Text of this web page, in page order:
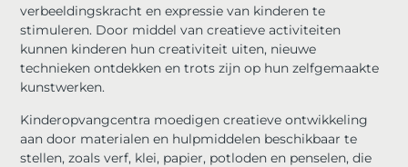
verbeeldingskracht en expressie van kinderen te
stimuleren. Door middel van creatieve activiteiten
kunnen kinderen hun creativiteit uiten, nieuwe
technieken ontdekken en trots zijn op hun zelfgemaakte
kunstwerken.
Kinderopvangcentra moedigen creatieve ontwikkeling
aan door materialen en hulpmiddelen beschikbaar te
stellen, zoals verf, klei, papier, potloden en penselen, die